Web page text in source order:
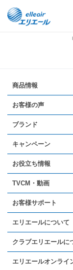
商品情報
お客様の声
ブランド
キャンペーン
お役立ち情報
TVCM・動画
お客様サポート
エリエールについて
クラブエリエールに
エリエールオンライ